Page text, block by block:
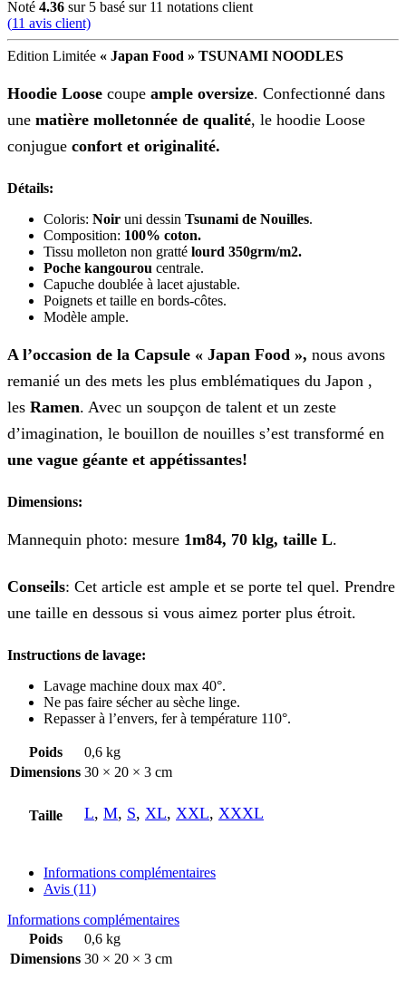
Noté 4.36 sur 5 basé sur 11 notations client
(11 avis client)
Edition Limitée « Japan Food » TSUNAMI NOODLES
Hoodie Loose coupe ample oversize. Confectionné dans
une matière molletonnée de qualité, le hoodie Loose
conjugue confort et originalité.
Détails:
Coloris: Noir uni dessin Tsunami de Nouilles.
Composition: 100% coton.
Tissu molleton non gratté lourd 350grm/m2.
Poche kangourou centrale.
Capuche doublée à lacet ajustable.
Poignets et taille en bords-côtes.
Modèle ample.
A l’occasion de la Capsule « Japan Food », nous avons
remanié un des mets les plus emblématiques du Japon ,
les Ramen. Avec un soupçon de talent et un zeste
d’imagination, le bouillon de nouilles s’est transformé en
une vague géante et appétissantes!
Dimensions:
Mannequin photo: mesure 1m84, 70 klg, taille L.
Conseils: Cet article est ample et se porte tel quel. Prendre
une taille en dessous si vous aimez porter plus étroit.
Instructions de lavage:
Lavage machine doux max 40°.
Ne pas faire sécher au sèche linge.
Repasser à l’envers, fer à température 110°.
Poids
0,6 kg
Dimensions 30 × 20 × 3 cm
Taille L, M, S, XL, XXL, XXXL
Informations complémentaires
Avis (11)
Informations complémentaires
Poids
0,6 kg
Dimensions 30 × 20 × 3 cm